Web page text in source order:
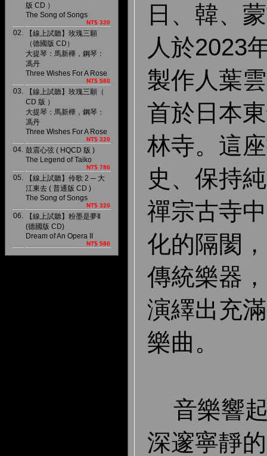
版 CD ）
The Song of Songs
NT$ 320
02.
【線上試聽】玫瑰三願
（德國版 CD）
大提琴：馬新樺，鋼琴：
馮丹
Three Wishes For A Rose
NT$ 580
03.
【線上試聽】玫瑰三願（
CD 版 ）
大提琴：馬新樺，鋼琴：
馮丹
Three Wishes For A Rose
NT$ 320
04. 鼓震心弦 ( HQCD 版 )
The Legend of Taiko
NT$ 780
05.
【線上試聽】伶歌 2 ─ 大
江東去 ( 普通版 CD )
The Song of Songs
NT$ 320
06.
【線上試聽】粉墨是夢Ⅱ
(德國版 CD)
Dream of An Opera II
NT$ 580
日、韓、
人於2023
製作人葉
首於日本
林寺。這
史、保持
禪宗古寺
化的隔閡
傳統樂器
演繹出充
樂曲。
音樂響
深邃寧靜